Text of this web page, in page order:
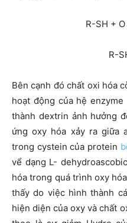
R-SH +
R-
Bên cạnh đó chất oxi hóa
hoạt động của hệ
thành dextrin ảnh hưởng
ứng oxy hóa xảy ra giữa
trong cystein của protein
vể dạng L-
hóa trong quá trình oxy
thấy do việc hình thành
hiện diện của oxy và chất